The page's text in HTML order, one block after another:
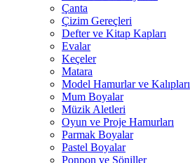
Çanta
Çizim Gereçleri
Defter ve Kitap Kapları
Evalar
Keçeler
Matara
Model Hamurlar ve Kalıpları
Mum Boyalar
Müzik Aletleri
Oyun ve Proje Hamurları
Parmak Boyalar
Pastel Boyalar
Ponpon ve Şöniller